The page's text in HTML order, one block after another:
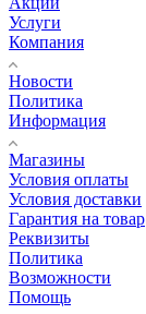
Услуги
Компания
Новости
Политика
Информация
Магазины
Условия оплаты
Условия доставки
Гарантия на товар
Реквизиты
Политика
Возможности
Помощь